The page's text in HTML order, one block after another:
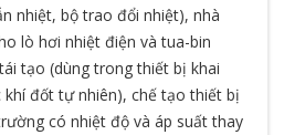
nhiệt, bộ trao đổi nhiệt), nhà
lò hơi nhiệt điện và tua-bin
tạo (dùng trong thiết bị khai
đốt tự nhiên), chế tạo thiết bị
có nhiệt độ và áp suất thay